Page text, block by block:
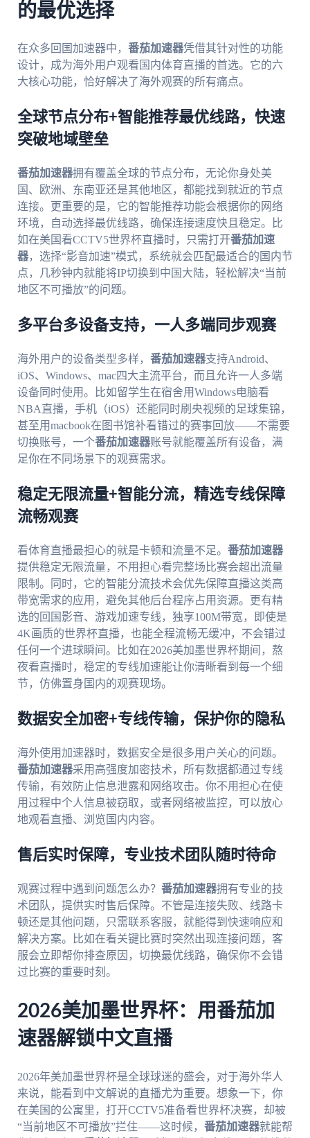
的最优选择
在众多回国加速器中， 番茄加速器凭借其针对性的功能
设计，成为海外用户观看国内体育直播的首选。它的六
大核心功能，恰好解决了海外观赛的所有痛点。
全球节点分布+智能推荐最优线路，快速
突破地域壁垒
番茄加速器拥有覆盖全球的节点分布，无论你身处美
国、欧洲、东南亚还是其他地区，都能找到就近的节点
连接。更重要的是，它的智能推荐功能会根据你的网络
环境，自动选择最优线路，确保连接速度快且稳定。比
如在美国看CCTV5世界杯直播时，只需打开番茄加速
器，选择“影音加速”模式，系统就会匹配最适合的国内节
点，几秒钟内就能将IP切换到中国大陆，轻松解决“当前
地区不可播放”的问题。
多平台多设备支持，一人多端同步观赛
海外用户的设备类型多样， 番茄加速器支持Android、
iOS、Windows、mac四大主流平台，而且允许一人多端
设备同时使用。比如留学生在宿舍用Windows电脑看
NBA直播，手机（iOS）还能同时刷央视频的足球集锦，
甚至用macbook在图书馆补看错过的赛事回放——不需要
切换账号，一个番茄加速器账号就能覆盖所有设备，满
足你在不同场景下的观赛需求。
稳定无限流量+智能分流，精选专线保障
流畅观赛
看体育直播最担心的就是卡顿和流量不足。 番茄加速器
提供稳定无限流量，不用担心看完整场比赛会超出流量
限制。同时，它的智能分流技术会优先保障直播这类高
带宽需求的应用，避免其他后台程序占用资源。更有精
选的回国影音、游戏加速专线，独享100M带宽，即使是
4K画质的世界杯直播，也能全程流畅无缓冲，不会错过
任何一个进球瞬间。比如在2026美加墨世界杯期间，熬
夜看直播时，稳定的专线加速能让你清晰看到每一个细
节，仿佛置身国内的观赛现场。
数据安全加密+专线传输，保护你的隐私
海外使用加速器时，数据安全是很多用户关心的问题。
番茄加速器采用高强度加密技术，所有数据都通过专线
传输，有效防止信息泄露和网络攻击。你不用担心在使
用过程中个人信息被窃取，或者网络被监控，可以放心
地观看直播、浏览国内内容。
售后实时保障，专业技术团队随时待命
观赛过程中遇到问题怎么办？ 番茄加速器拥有专业的技
术团队，提供实时售后保障。不管是连接失败、线路卡
顿还是其他问题，只需联系客服，就能得到快速响应和
解决方案。比如在看关键比赛时突然出现连接问题，客
服会立即帮你排查原因，切换最优线路，确保你不会错
过比赛的重要时刻。
2026美加墨世界杯：用番茄加
速器解锁中文直播
2026年美加墨世界杯是全球球迷的盛会，对于海外华人
来说，能看到中文解说的直播尤为重要。想象一下，你
在美国的公寓里，打开CCTV5准备看世界杯决赛，却被
“当前地区不可播放”拦住——这时候， 番茄加速器就能帮